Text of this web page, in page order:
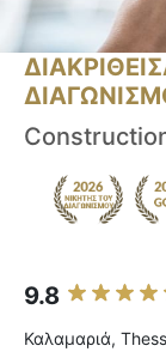
9.8
Καλαμαριά,